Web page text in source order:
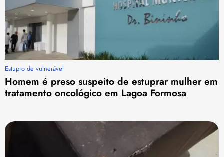
Estupro de vulnerável
Homem é preso suspeito de estuprar mulher em
tratamento oncológico em Lagoa Formosa